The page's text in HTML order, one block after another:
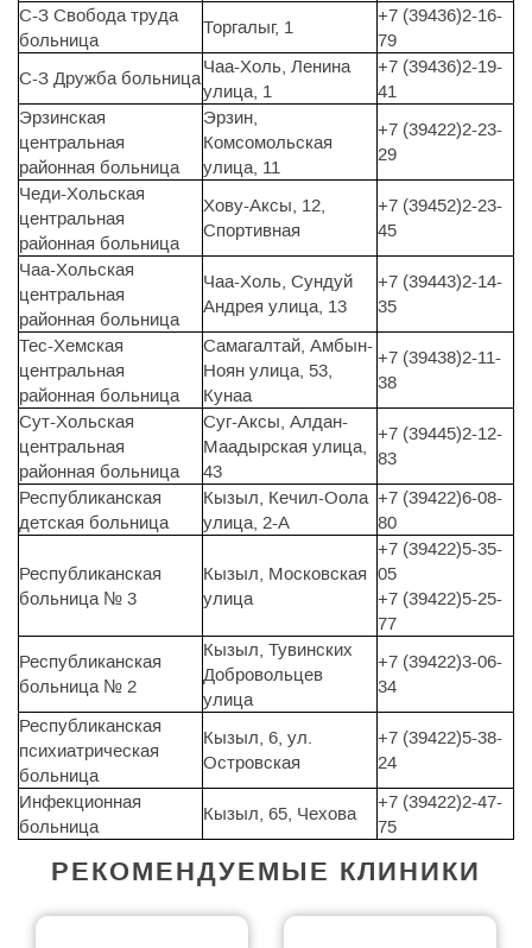
С-З Свобода труда
больница
Торгалыг, 1
+7 (39436)2-16-
79
С-З Дружба больница
Чаа-Холь, Ленина
улица, 1
+7 (39436)2-19-
41
Эрзинская
центральная
районная больница
Эрзин,
Комсомольская
улица, 11
+7 (39422)2-23-
29
Чеди-Хольская
центральная
районная больница
Хову-Аксы, 12,
Спортивная
+7 (39452)2-23-
45
Чаа-Хольская
центральная
районная больница
Чаа-Холь, Сундуй
Андрея улица, 13
+7 (39443)2-14-
35
Тес-Хемская
центральная
районная больница
Самагалтай, Амбын-
Ноян улица, 53,
Кунаа
+7 (39438)2-11-
38
Сут-Хольская
центральная
районная больница
Суг-Аксы, Алдан-
Маадырская улица,
43
+7 (39445)2-12-
83
Республиканская
детская больница
Кызыл, Кечил-Оола
улица, 2-А
+7 (39422)6-08-
80
Республиканская
больница № 3
Кызыл, Московская
улица
+7 (39422)5-35-
05
+7 (39422)5-25-
77
Республиканская
больница № 2
Кызыл, Тувинских
Добровольцев
улица
+7 (39422)3-06-
34
Республиканская
психиатрическая
больница
Кызыл, 6, ул.
Островская
+7 (39422)5-38-
24
Инфекционная
больница
Кызыл, 65, Чехова
+7 (39422)2-47-
75
РЕКОМЕНДУЕМЫЕ КЛИНИКИ